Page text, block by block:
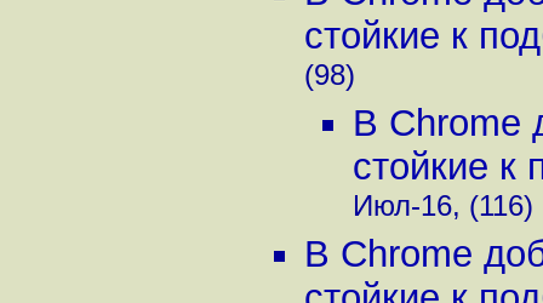
стойкие к
(98)
В Chrome
стойкие к
Июл-16, (116)
В Chrome